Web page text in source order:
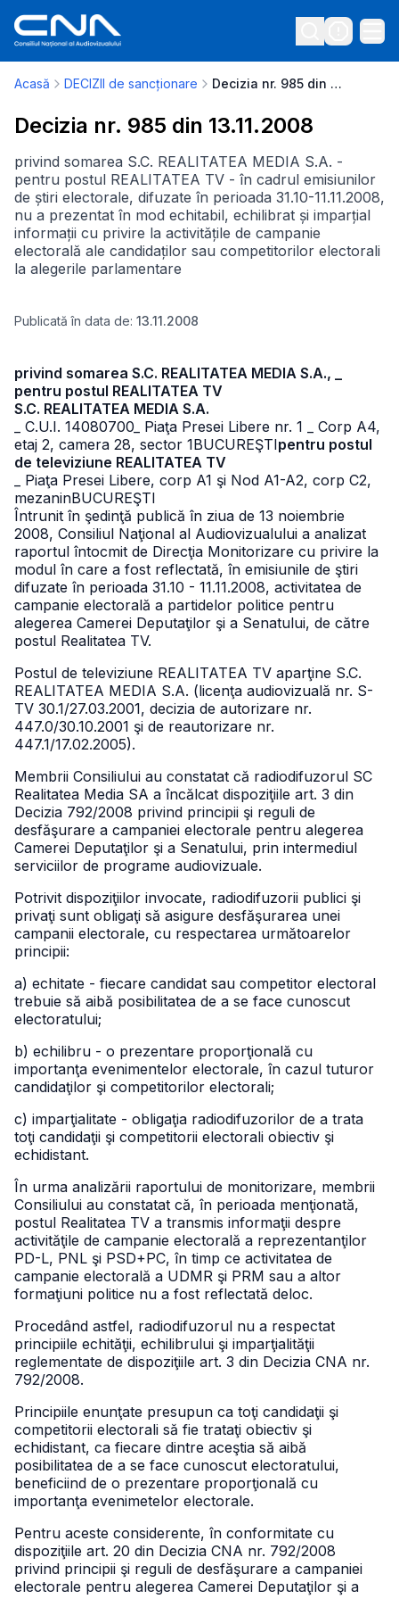
Acasă DECIZII de sancționare Decizia nr. 985 din 13.11.2008
Decizia nr. 985 din 13.11.2008
privind somarea S.C. REALITATEA MEDIA S.A. -
pentru postul REALITATEA TV - în cadrul emisiunilor
de știri electorale, difuzate în perioada 31.10-11.11.2008,
nu a prezentat în mod echitabil, echilibrat și imparțial
informații cu privire la activitățile de campanie
electorală ale candidaților sau competitorilor electorali
la alegerile parlamentare
Publicată în data de: 13.11.2008
privind somarea S.C. REALITATEA MEDIA S.A., _
pentru postul REALITATEA TV
S.C. REALITATEA MEDIA S.A.
_ C.U.I. 14080700 _ Piaţa Presei Libere nr. 1
_ Corp A4,
etaj 2, camera 28, sector 1BUCUREŞTIpentru postul
de televiziune REALITATEA TV
_ Piaţa Presei Libere, corp A1 şi Nod A1-A2, corp C2,
mezaninBUCUREŞTI
Întrunit în şedinţă publică în ziua de 13 noiembrie
2008, Consiliul Naţional al Audiovizualului a analizat
raportul întocmit de Direcţia Monitorizare cu privire la
modul în care a fost reflectată, în emisiunile de ştiri
difuzate în perioada 31.10 - 11.11.2008, activitatea de
campanie electorală a partidelor politice pentru
alegerea Camerei Deputaţilor şi a Senatului, de către
postul Realitatea TV.
Postul de televiziune REALITATEA TV aparţine S.C.
REALITATEA MEDIA S.A. (licenţa audiovizuală nr. S-
TV 30.1/27.03.2001, decizia de autorizare nr.
447.0/30.10.2001 şi de reautorizare nr.
447.1/17.02.2005).
Membrii Consiliului au constatat că radiodifuzorul SC
Realitatea Media SA a încălcat dispoziţiile art. 3 din
Decizia 792/2008 privind principii şi reguli de
desfăşurare a campaniei electorale pentru alegerea
Camerei Deputaţilor şi a Senatului, prin intermediul
serviciilor de programe audiovizuale.
Potrivit dispoziţiilor invocate, radiodifuzorii publici şi
privaţi sunt obligaţi să asigure desfăşurarea unei
campanii electorale, cu respectarea următoarelor
principii:
a) echitate - fiecare candidat sau competitor electoral
trebuie să aibă posibilitatea de a se face cunoscut
electoratului;
b) echilibru - o prezentare proporţională cu
importanţa evenimentelor electorale, în cazul tuturor
candidaţilor şi competitorilor electorali;
c) imparţialitate - obligaţia radiodifuzorilor de a trata
toţi candidaţii şi competitorii electorali obiectiv şi
echidistant.
În urma analizării raportului de monitorizare, membrii
Consiliului au constatat că, în perioada menţionată,
postul Realitatea TV a transmis informaţii despre
activităţile de campanie electorală a reprezentanţilor
PD-L, PNL şi PSD+PC, în timp ce activitatea de
campanie electorală a UDMR şi PRM sau a altor
formaţiuni politice nu a fost reflectată deloc.
Procedând astfel, radiodifuzorul nu a respectat
principiile echităţii, echilibrului şi imparţialităţii
reglementate de dispoziţiile art. 3 din Decizia CNA nr.
792/2008.
Principiile enunţate presupun ca toţi candidaţii şi
competitorii electorali să fie trataţi obiectiv şi
echidistant, ca fiecare dintre aceştia să aibă
posibilitatea de a se face cunoscut electoratului,
beneficiind de o prezentare proporţională cu
importanţa evenimetelor electorale.
Pentru aceste considerente, în conformitate cu
dispoziţiile art. 20 din Decizia CNA nr. 792/2008
privind principii şi reguli de desfăşurare a campaniei
electorale pentru alegerea Camerei Deputaţilor şi a